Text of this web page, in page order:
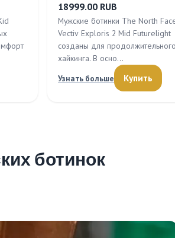
18999.00 RUB
Мужские ботинки The North
Vectiv Exploris 2 Mid Futurelight
созданы для
хайкинга. В осно…
Узнать больше
Купить
ботинок